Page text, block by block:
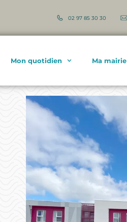
02 97 85 30 30
Mon quotidien Ma mairie